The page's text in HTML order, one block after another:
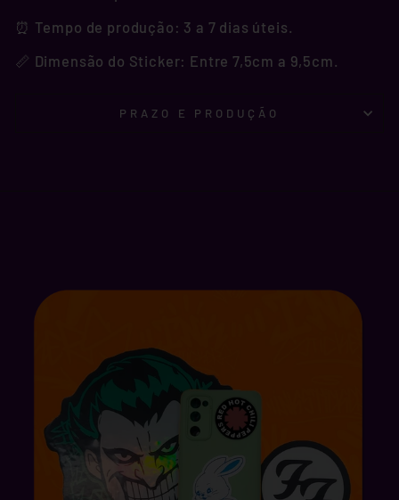
⏰ Tempo de produção: 3 a 7 dias úteis.
📏 Dimensão do Sticker: Entre 7,5cm a 9,5cm.
PRAZO E PRODUÇÃO